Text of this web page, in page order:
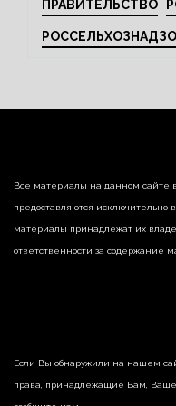
ПРАВИТЕЛЬСТВО
Все материалы на данном сайте
предоставляются исключительно
материалы принадлежат их
ответственности за содержание
Если Вы обнаружили на нашем
права, принадлежащие Вам,